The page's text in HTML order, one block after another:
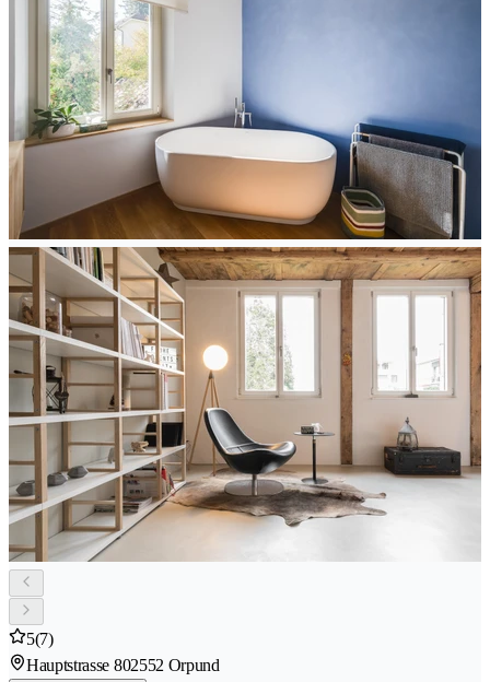
5(7)
Hauptstrasse 802552 Orpund